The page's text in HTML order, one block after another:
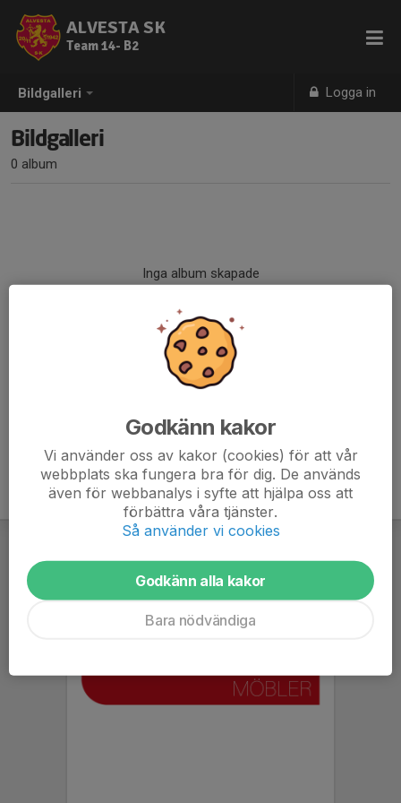
Bildgalleri Logga in
ALVESTA SK
Team 14- B2
Bildgalleri
0 album
Inga album skapade
Godkänn kakor
Vi använder oss av kakor (cookies) för att vår
webbplats ska fungera bra för dig. De används
även för webbanalys i syfte att hjälpa oss att
förbättra våra tjänster.
Så använder vi cookies
Godkänn alla kakor
Bara nödvändiga